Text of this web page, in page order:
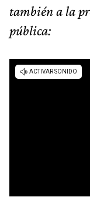
también a la
pública: